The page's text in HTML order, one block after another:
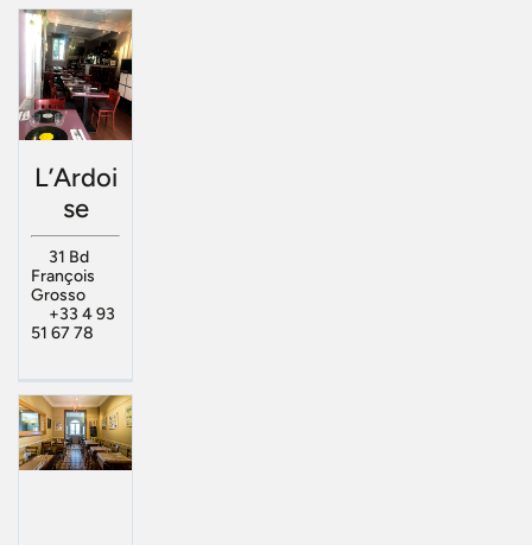
L’Ardoi
se
31 Bd
François
Grosso
+33 4 93
51 67 78